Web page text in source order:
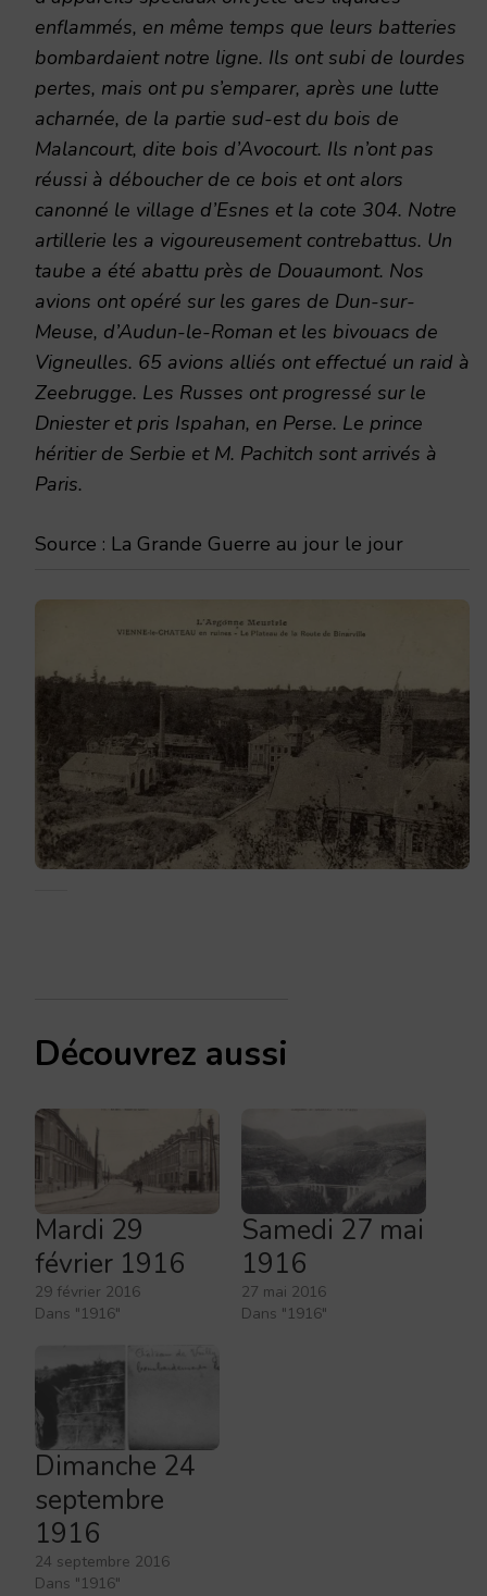
enflammés, en même temps que leurs batteries
bombardaient notre ligne. Ils ont subi de lourdes
pertes, mais ont pu s’emparer, après une lutte
acharnée, de la partie sud-est du bois de
Malancourt, dite bois d’Avocourt. Ils n’ont pas
réussi à déboucher de ce bois et ont alors
canonné le village d’Esnes et la cote 304. Notre
artillerie les a vigoureusement contrebattus. Un
taube a été abattu près de Douaumont. Nos
avions ont opéré sur les gares de Dun-sur-
Meuse, d’Audun-le-Roman et les bivouacs de
Vigneulles. 65 avions alliés ont effectué un raid à
Zeebrugge. Les Russes ont progressé sur le
Dniester et pris Ispahan, en Perse. Le prince
héritier de Serbie et M. Pachitch sont arrivés à
Paris.
Source : La Grande Guerre au jour le jour
Découvrez aussi
Mardi 29
février 1916
29 février 2016
Dans "1916"
Samedi 27 mai
1916
27 mai 2016
Dans "1916"
Dimanche 24
septembre
1916
24 septembre 2016
Dans "1916"